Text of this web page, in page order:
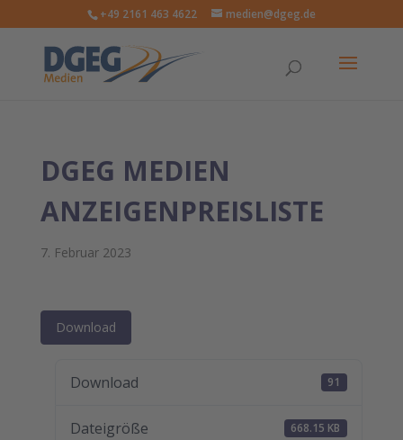
+49 2161 463 4622 medien@dgeg.de
DGEG MEDIEN
ANZEIGENPREISLISTE
7. Februar 2023
Download
Download 91
Dateigröße 668.15 KB